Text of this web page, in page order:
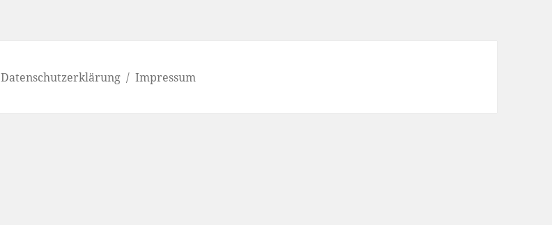
Datenschutzerklärung Impressum